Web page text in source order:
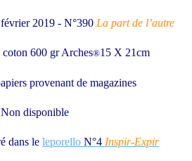
2019 - N°390 La part de l’autre
600 gr Arches®15 X 21cm
provenant de magazines
Non disponible
dans le leporello N°4 Inspir-Expir